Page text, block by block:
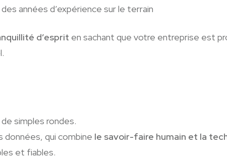
années d’expérience sur le terrain
d’esprit en sachant que votre entreprise est
simples rondes.
données, qui combine le savoir-faire humain et la
et fiables.